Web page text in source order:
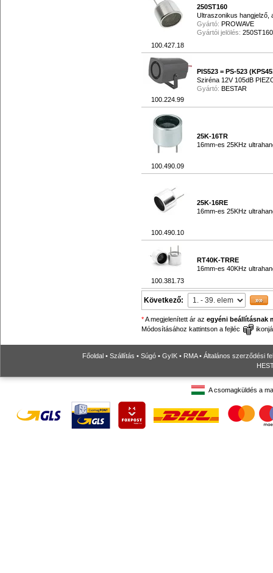
100.427.18
250ST160
Ultraszonikus hangjelző,
Gyártó: PROWAVE
Gyártói jelölés: 250ST160
100.224.99
PIS523 = PS-523
Sziréna 12V 105dB
Gyártó: BESTAR
100.490.09
25K-16TR
16mm-es 25KHz
100.490.10
25K-16RE
16mm-es 25KHz
100.381.73
RT40K-TRRE
16mm-es 40KHz
Következő:
*A megjelenített ár az egyéni beállításnak
Módosításához kattintson a fejléc
Főoldal • Szállítás • Súgó • GyIK • RMA• Általános szerződési
A csomagküldés a